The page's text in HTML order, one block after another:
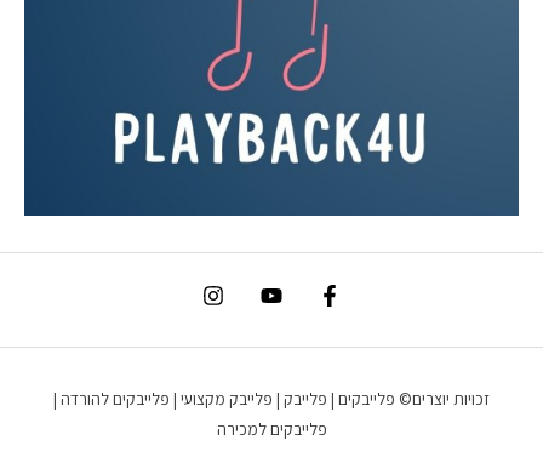
זכויות יוצרים© פלייבקים | פלייבק | פלייבק מקצועי | פלייבקים להורדה |
פלייבקים למכירה